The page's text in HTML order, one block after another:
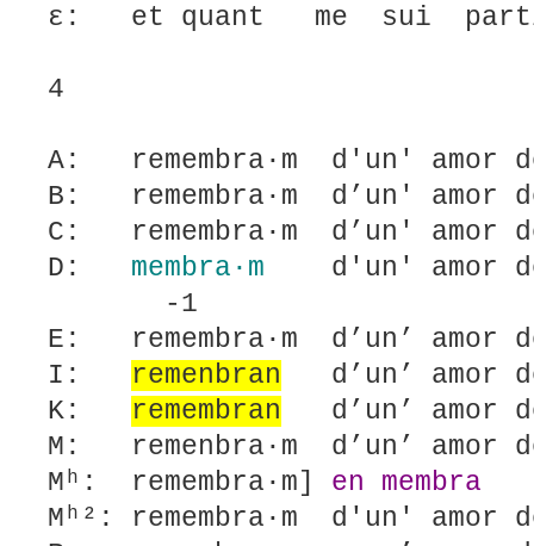
ε: et quant me sui
4
A: remembra·m d'un' amor
B: remembra·m d’un' amor
C: remembra·m d’un' amor
D: membra·m d'un' amor
-1
E: remembra·m d’un’ amor
I: remenbran d’un’ amor
K: remembran d’un’ amor
M: remenbra·m d’un’ amor
Mʰ: remembra·m] en membra
Mʰ²: remembra·m d'un' amor